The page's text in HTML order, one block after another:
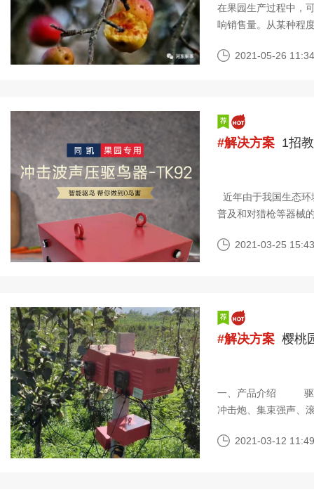
在果园生产过程中，
响销售量。从某种程
2021-05-26
#解决方案 1招
近年由于我国生态
普及和对猎枪等器械
2021-03-25
#解决方案 樱桃
一、产品介绍 驱鸟
冲击炮、集束强声、
2021-03-12